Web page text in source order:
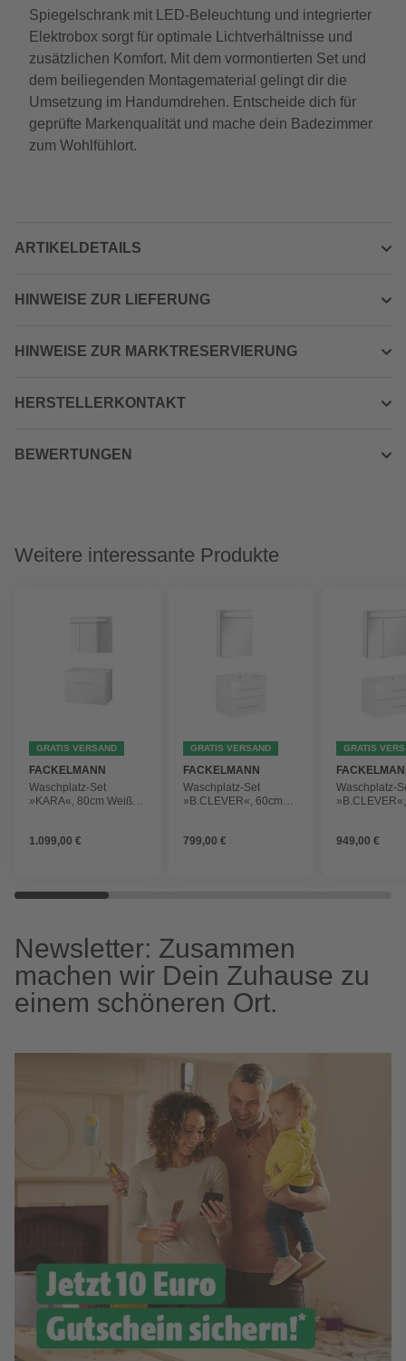
Spiegelschrank mit LED-Beleuchtung und integrierter
Elektrobox sorgt für optimale Lichtverhältnisse und
zusätzlichen Komfort. Mit dem vormontierten Set und
dem beiliegenden Montagematerial gelingt dir die
Umsetzung im Handumdrehen. Entscheide dich für
geprüfte Markenqualität und mache dein Badezimmer
zum Wohlfühlort.
ARTIKELDETAILS
HINWEISE ZUR LIEFERUNG
HINWEISE ZUR MARKTRESERVIERUNG
HERSTELLERKONTAKT
BEWERTUNGEN
Weitere interessante Produkte
GRATIS VERSAND
FACKELMANN
Waschplatz-Set
»KARA«, 80cm Weiß
1.099,00 €
GRATIS VERSAND
FACKELMANN
Waschplatz-Set
»B.CLEVER«, 60cm
799,00 €
GRATIS
Waschplatz-
949,00 €
Newsletter: Zusammen
machen wir Dein Zuhause zu
einem schöneren Ort.